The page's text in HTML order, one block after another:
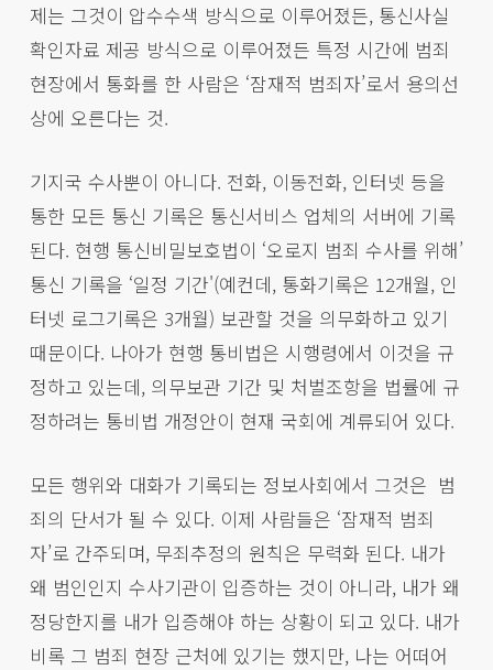
제는 그것이 압수수색 방식으로 이루어졌든, 통신사실
확인자료 제공 방식으로 이루어졌든 특정 시간에 범죄
현장에서 통화를 한 사람은 ‘잠재적 범죄자’로서 용의선
상에 오른다는 것.
기지국 수사뿐이 아니다. 전화, 이동전화, 인터넷 등을
통한 모든 통신 기록은 통신서비스 업체의 서버에 기록
된다. 현행 통신비밀보호법이 ‘오로지 범죄 수사를 위해’
통신 기록을 ‘일정 기간'(예컨데, 통화기록은 12개월, 인
터넷 로그기록은 3개월) 보관할 것을 의무화하고 있기
때문이다. 나아가 현행 통비법은 시행령에서 이것을 규
정하고 있는데, 의무보관 기간 및 처벌조항을 법률에 규
정하려는 통비법 개정안이 현재 국회에 계류되어 있다.
모든 행위와 대화가 기록되는 정보사회에서 그것은 범
죄의 단서가 될 수 있다. 이제 사람들은 ‘잠재적 범죄
자’로 간주되며, 무죄추정의 원칙은 무력화 된다. 내가
왜 범인인지 수사기관이 입증하는 것이 아니라, 내가 왜
정당한지를 내가 입증해야 하는 상황이 되고 있다. 내가
비록 그 범죄 현장 근처에 있기는 했지만, 나는 어떠어